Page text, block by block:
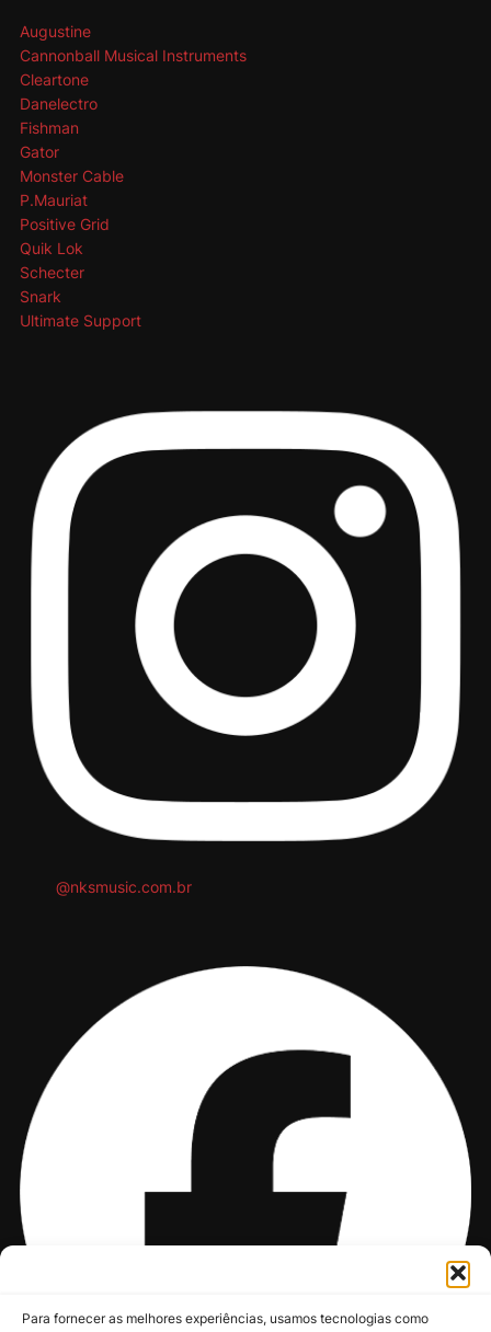
Para fornecer as melhores experiências, usamos tecnologias como
Augustine
Cannonball Musical Instruments
Cleartone
Danelectro
Fishman
Gator
Monster Cable
P.Mauriat
Positive Grid
Quik Lok
Schecter
Snark
Ultimate Support
@nksmusic.com.br